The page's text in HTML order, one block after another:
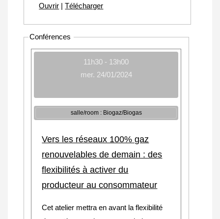
Ouvrir | Télécharger
Conférences
11h30 - 13h00
mer. 24/01/2024
salle/room : Biogaz/Biogas
Vers les réseaux 100% gaz
renouvelables de demain : des
flexibilités à activer du
producteur au consommateur
Cet atelier mettra en avant la flexibilité